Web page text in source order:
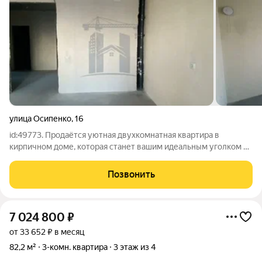
улица Осипенко,16
id:49773. Продаётся уютная двухкомнатная квартира в
кирпичном доме, которая станет вашим идеальным уголком в
сердцем дома, где можно собираться с семьей и друзьями.
Две светлые комнаты общей
Позвонить
7 024 800 ₽
от 33 652 ₽ в месяц
82,2 м²
3-комн. квартира 3 этаж из 4